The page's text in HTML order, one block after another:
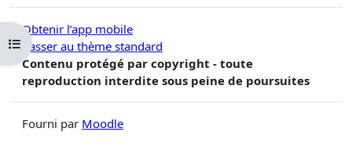
Ouvrir l’index du cours
Obtenir l’app mobile
Passer au thème standard
Contenu protégé par copyright - toute
reproduction interdite sous peine de poursuites
Fourni par Moodle